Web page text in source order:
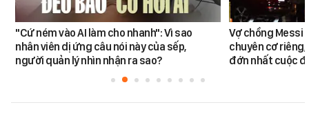
"Cứ ném vào AI làm cho nhanh": Vì sao
nhân viên dị ứng câu nói này của sếp,
người quản lý nhìn nhận ra sao?
Vợ chồng Messi
chuyên cơ
đớn nhất cuộc